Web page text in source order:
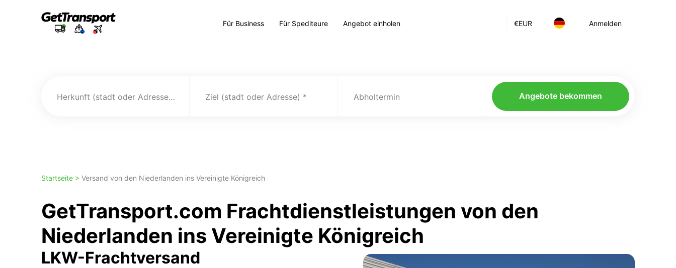
€EUR Anmelden
Für Business Für Spediteure Angebot einholen
Herkunft (stadt oder Adresse) Ziel (stadt oder Adresse) Abholtermin Angebote bekommen
Startseite > Versand von den Niederlanden ins Vereinigte Königreich
GetTransport.com Frachtdienstleistungen von den
Niederlanden ins Vereinigte Königreich
LKW-Frachtversand